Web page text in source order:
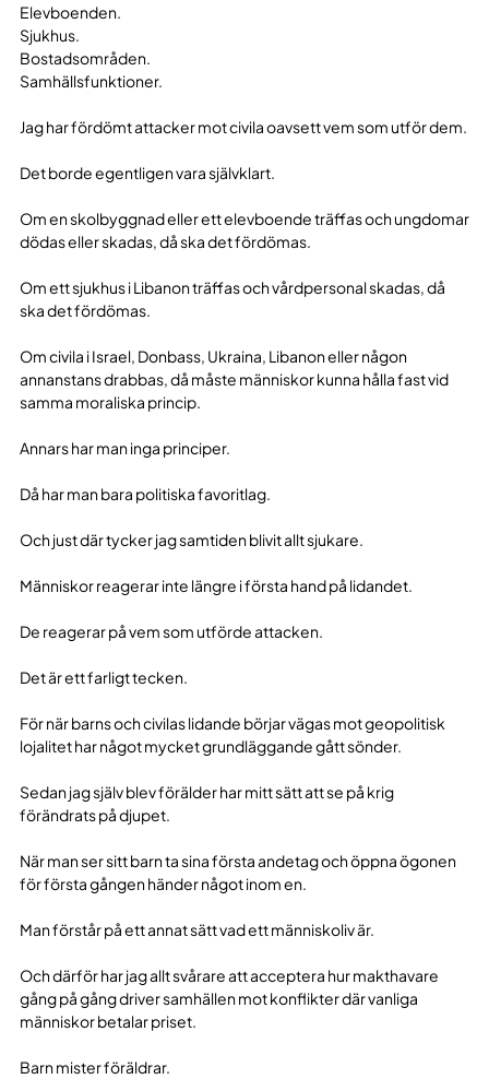
Elevboenden.
Sjukhus.
Bostadsområden.
Samhällsfunktioner.
Jag har fördömt attacker mot civila oavsett vem som utför dem.
Det borde egentligen vara självklart.
Om en skolbyggnad eller ett elevboende träffas och ungdomar
dödas eller skadas, då ska det fördömas.
Om ett sjukhus i Libanon träffas och vårdpersonal skadas, då
ska det fördömas.
Om civila i Israel, Donbass, Ukraina, Libanon eller någon
annanstans drabbas, då måste människor kunna hålla fast vid
samma moraliska princip.
Annars har man inga principer.
Då har man bara politiska favoritlag.
Och just där tycker jag samtiden blivit allt sjukare.
Människor reagerar inte längre i första hand på lidandet.
De reagerar på vem som utförde attacken.
Det är ett farligt tecken.
För när barns och civilas lidande börjar vägas mot geopolitisk
lojalitet har något mycket grundläggande gått sönder.
Sedan jag själv blev förälder har mitt sätt att se på krig
förändrats på djupet.
När man ser sitt barn ta sina första andetag och öppna ögonen
för första gången händer något inom en.
Man förstår på ett annat sätt vad ett människoliv är.
Och därför har jag allt svårare att acceptera hur makthavare
gång på gång driver samhällen mot konflikter där vanliga
människor betalar priset.
Barn mister föräldrar.